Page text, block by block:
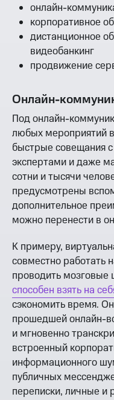
онлайн-
корпоративное
дистанционное
видеобанкинг
продвижение
Онлайн-
Под онлайн-
любых мероприятий
быстрые совещания
экспертами и даже
сотни и тысячи
предусмотрены
дополнительное
можно перенести в
К примеру,
совместно работать
проводить
способен взять на
сэкономить время.
прошедшей онлайн-
и мгновенно
встроенный
информационного
публичных
переписки, личные и